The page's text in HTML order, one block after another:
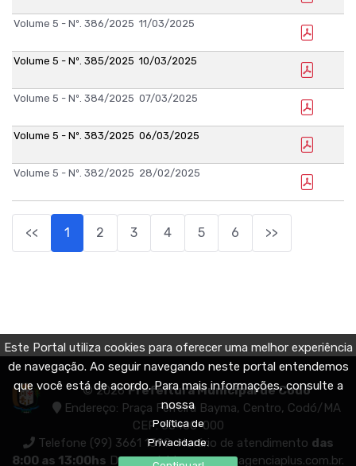
Este Portal utiliza cookies para oferecer uma melhor experiência
de navegação. Ao seguir navegando neste portal entendemos
que você está de acordo. Para mais informações, consulte a
nossa
Política de
Privacidade.
Volume 5 - Nº. 386/2025 11/03/2025
Volume 5 - Nº. 385/2025 10/03/2025
Volume 5 - Nº. 384/2025 07/03/2025
Volume 5 - Nº. 383/2025 06/03/2025
Volume 5 - Nº. 382/2025 28/02/2025
<< 1 2 3 4 5 6 >>
© 2026Prefeitura Municipal de Codó
Endereço: Praça Ferreira Bayma, Centro, Codó/MA
CEP: 65400-000
Telefone (99) 3661 1399Horário de atendimento das
8:00 as 13:00hs Desenvolvido porwww.agenciaplus.com.br.